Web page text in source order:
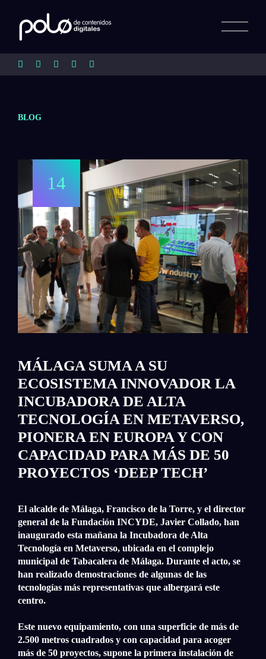
BLOG
14
MÁLAGA SUMA A SU
ECOSISTEMA INNOVADOR LA
INCUBADORA DE ALTA
TECNOLOGÍA EN METAVERSO,
PIONERA EN EUROPA Y CON
CAPACIDAD PARA MÁS DE 50
PROYECTOS ‘DEEP TECH’
El alcalde de Málaga, Francisco de la Torre, y el director
general de la Fundación INCYDE, Javier Collado, han
inaugurado esta mañana la Incubadora de Alta
Tecnología en Metaverso, ubicada en el complejo
municipal de Tabacalera de Málaga. Durante el acto, se
han realizado demostraciones de algunas de las
tecnologías más representativas que albergará este
centro.
Este nuevo equipamiento, con una superficie de más de
2.500 metros cuadrados y con capacidad para acoger
más de 50 proyectos, supone la primera instalación de